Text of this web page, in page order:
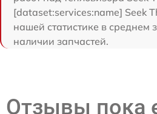
[dataset:services:name] Seek
нашей статистике в среднем
наличии запчастей.
Отзывы пока